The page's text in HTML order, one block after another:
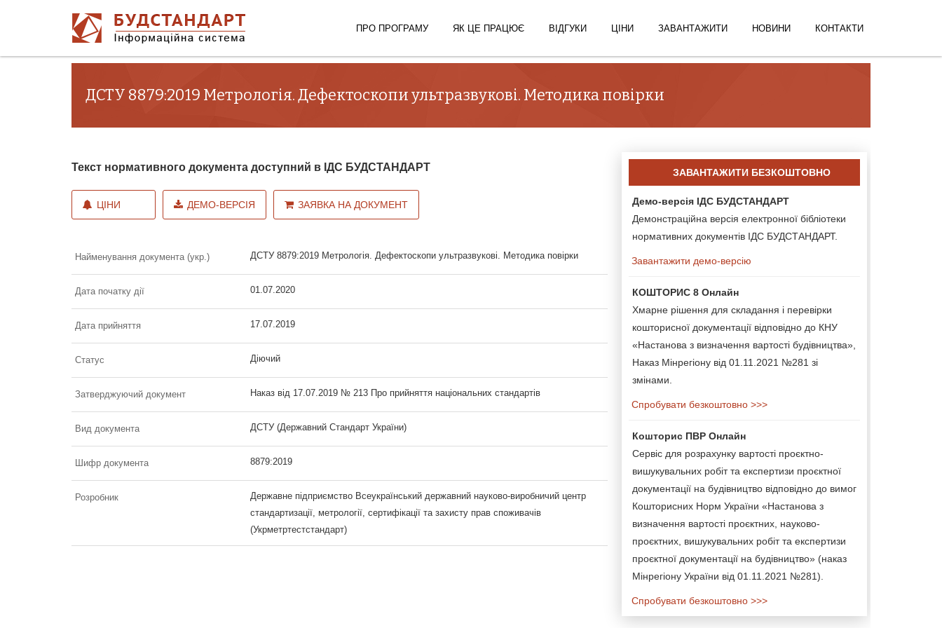
ПРО ПРОГРАМУ ЯК ЦЕ ПРАЦЮЄ ВІДГУКИ ЦІНИ ЗАВАНТАЖИТИ НОВИНИ КОНТАКТИ
ДСТУ 8879:2019 Метрологія. Дефектоскопи ультразвукові. Методика повірки
Текст нормативного документа доступний в ІДС БУДСТАНДАРТ
ЦІНИ ДЕМО-ВЕРСІЯ ЗАЯВКА НА ДОКУМЕНТ
Найменування документа (укр.) ДСТУ 8879:2019 Метрологія. Дефектоскопи ультразвукові. Методика повірки
Дата початку дії 01.07.2020
Дата прийняття 17.07.2019
Статус Діючий
Затверджуючий документ Наказ від 17.07.2019 № 213 Про прийняття національних стандартів
Вид документа ДСТУ (Державний Стандарт України)
Шифр документа 8879:2019
Розробник
Державне підприємство Всеукраїнський державний науково-виробничий центр
стандартизації, метрології, сертифікації та захисту прав споживачів
(Укрметртестстандарт)
ЗАВАНТАЖИТИ БЕЗКОШТОВНО
Демо-версія ІДС БУДСТАНДАРТ
Демонстраційна версія електронної бібліотеки
нормативних документів ІДС БУДСТАНДАРТ.
Завантажити демо-версію
КОШТОРИС 8 Онлайн
Хмарне рішення для складання і перевірки
кошторисної документації відповідно до КНУ
«Настанова з визначення вартості будівництва»,
Наказ Мінрегіону від 01.11.2021 №281 зі
змінами.
Спробувати безкоштовно >>>
Кошторис ПВР Онлайн
Сервіс для розрахунку вартості проєктно-
вишукувальних робіт та експертизи проєктної
документації на будівництво відповідно до вимог
Кошторисних Норм України «Настанова з
визначення вартості проєктних, науково-
проєктних, вишукувальних робіт та експертизи
проєктної документації на будівництво» (наказ
Мінрегіону України від 01.11.2021 №281).
Спробувати безкоштовно >>>